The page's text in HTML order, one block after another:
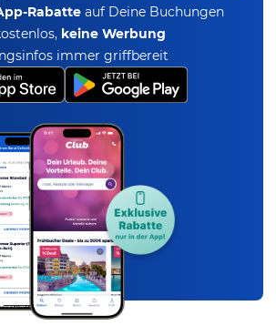
Rabatte auf Deine Buchungen
keine Werbung
immer griffbereit